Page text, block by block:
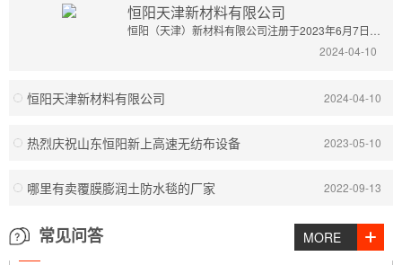
恒阳天津新材料有限公司
恒阳（天津）新材料有限公司注册于2023年6月7日，主要经营土工布，土工膜，长丝...
2024-04-10
恒阳天津新材料有限公司 2024-04-10
热烈庆祝山东恒阳新上高速无纺布设备 2023-05-10
哪里有卖覆膜膨润土防水毯的厂家 2022-09-13
常见问答 MORE
化工池用什么样的防渗膜
池塘防渗膜生产厂家在哪
土工膜代理商总经销
土工膜又称防渗土工膜，主要起隔离、保护、防潮、防水的作用，主要用于水产养殖、...